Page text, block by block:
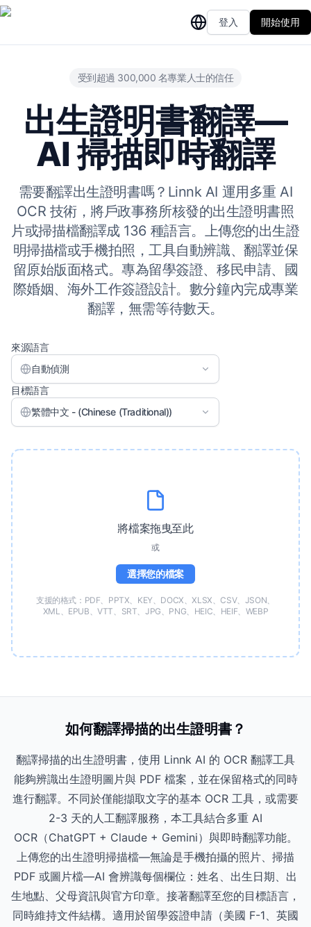
登入 開始使用
受到超過 300,000 名專業人士的信任
出生證明書翻譯—
AI 掃描即時翻譯
需要翻譯出生證明書嗎？Linnk AI 運用多重 AI
OCR 技術，將戶政事務所核發的出生證明書照
片或掃描檔翻譯成 136 種語言。上傳您的出生證
明掃描檔或手機拍照，工具自動辨識、翻譯並保
留原始版面格式。專為留學簽證、移民申請、國
際婚姻、海外工作簽證設計。數分鐘內完成專業
翻譯，無需等待數天。
來源語言
自動偵測
目標語言
繁體中文 - (Chinese (Traditional))
將檔案拖曳至此
或
選擇您的檔案
支援的格式：PDF、PPTX、KEY、DOCX、XLSX、CSV、JSON、
XML、EPUB、VTT、SRT、JPG、PNG、HEIC、HEIF、WEBP
如何翻譯掃描的出生證明書？
翻譯掃描的出生證明書，使用 Linnk AI 的 OCR 翻譯工具
能夠辨識出生證明圖片與 PDF 檔案，並在保留格式的同時
進行翻譯。不同於僅能擷取文字的基本 OCR 工具，或需要
2-3 天的人工翻譯服務，本工具結合多重 AI
OCR（ChatGPT + Claude + Gemini）與即時翻譯功能。
上傳您的出生證明掃描檔—無論是手機拍攝的照片、掃描
PDF 或圖片檔—AI 會辨識每個欄位：姓名、出生日期、出
生地點、父母資訊與官方印章。接著翻譯至您的目標語言，
同時維持文件結構。適用於留學簽證申請（美國 F-1、英國